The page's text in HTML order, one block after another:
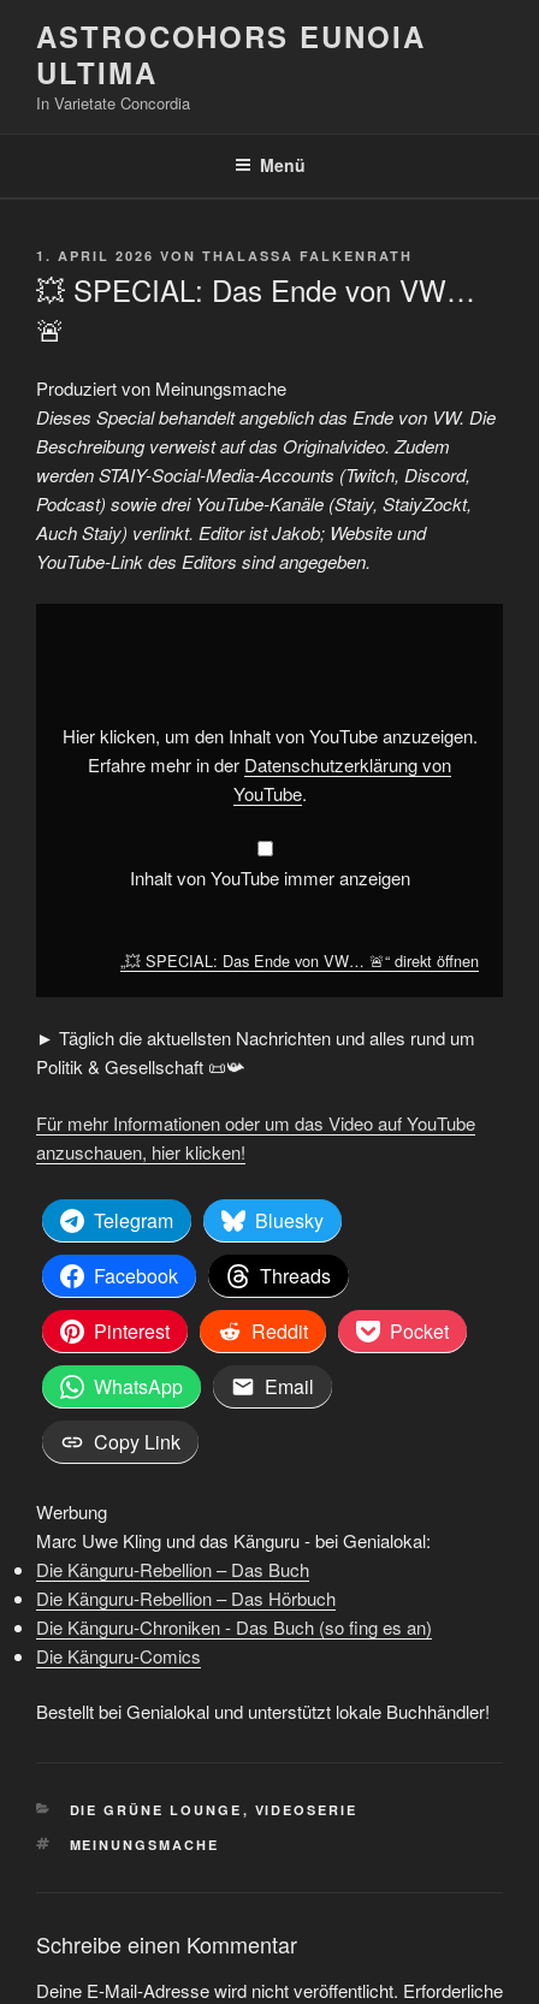
Inhalt
springen
ASTROCOHORS EUNOIA
ULTIMA
In Varietate Concordia
Menü
VERÖFFENTLICHT
AM
1. APRIL 2026 VON THALASSA FALKENRATH
💥 SPECIAL: Das Ende von VW…
🚨
Produziert von Meinungsmache
Dieses Special behandelt angeblich das Ende von VW. Die
Beschreibung verweist auf das Originalvideo. Zudem
werden STAIY-Social-Media-Accounts (Twitch, Discord,
Podcast) sowie drei YouTube-Kanäle (Staiy, StaiyZockt,
Auch Staiy) verlinkt. Editor ist Jakob; Website und
YouTube-Link des Editors sind angegeben.
„💥
von
YouTube
anzeigen
Hier klicken, um den Inhalt von YouTube anzuzeigen.
Erfahre mehr in der Datenschutzerklärung von
YouTube.
Inhalt von YouTube immer anzeigen
„💥 SPECIAL: Das Ende von VW… 🚨“ direkt öffnen
► Täglich die aktuellsten Nachrichten und alles rund um
Politik & Gesellschaft 📜📯
Für mehr Informationen oder um das Video auf YouTube
anzuschauen, hier klicken!
Telegram
Bluesky
Facebook
Threads
Pinterest
Reddit
Pocket
WhatsApp
Email
Copy Link
Werbung
Marc Uwe Kling und das Känguru - bei Genialokal:
Die Känguru-Rebellion – Das Buch
Die Känguru-Rebellion – Das Hörbuch
Die Känguru-Chroniken - Das Buch (so fing es an)
Die Känguru-Comics
Bestellt bei Genialokal und unterstützt lokale Buchhändler!
KATEGORIEN
DIE GRÜNE LOUNGE , VIDEOSERIE
SCHLAGWÖRTER
MEINUNGSMACHE
Schreibe einen Kommentar
Deine E-Mail-Adresse wird nicht veröffentlicht. Erforderliche